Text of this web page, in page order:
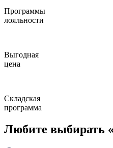
Программы
лояльности
Выгодная
цена
Складская
программа
Любите выбирать